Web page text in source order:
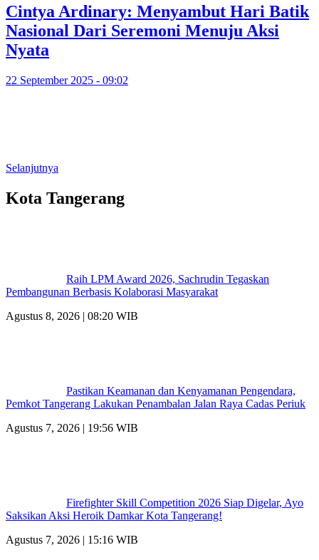
Cintya Ardinary: Menyambut Hari Batik
Nasional Dari Seremoni Menuju Aksi
Nyata
22 September 2025 - 09:02
Selanjutnya
Kota Tangerang
Raih LPM Award 2026, Sachrudin Tegaskan
Pembangunan Berbasis Kolaborasi Masyarakat
Agustus 8, 2026 | 08:20 WIB
Pastikan Keamanan dan Kenyamanan Pengendara,
Pemkot Tangerang Lakukan Penambalan Jalan Raya Cadas Periuk
Agustus 7, 2026 | 19:56 WIB
Firefighter Skill Competition 2026 Siap Digelar, Ayo
Saksikan Aksi Heroik Damkar Kota Tangerang!
Agustus 7, 2026 | 15:16 WIB